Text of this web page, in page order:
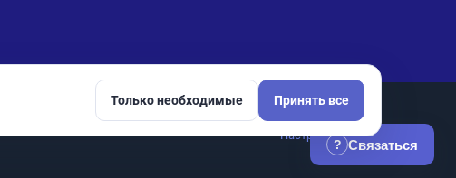
Настройки cookie
? Связаться
Только необходимые Принять все